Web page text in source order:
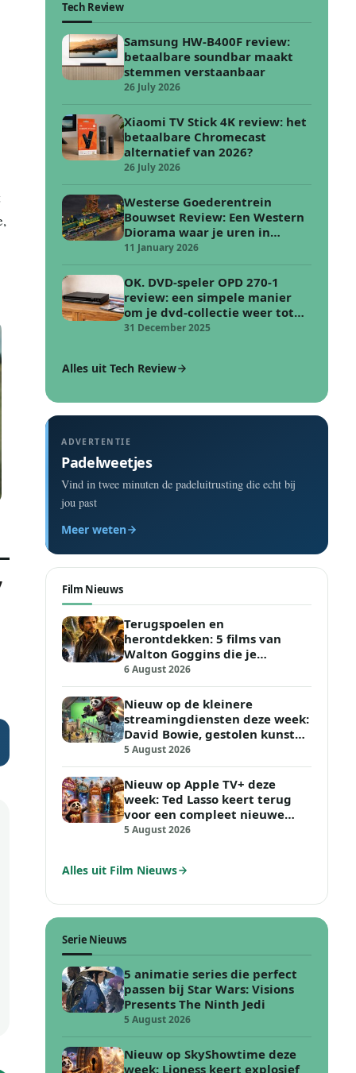
Tech Review
Samsung HW-B400F review:
betaalbare soundbar maakt
stemmen verstaanbaar
26 July 2026
Xiaomi TV Stick 4K review: het
betaalbare Chromecast
alternatief van 2026?
26 July 2026
Westerse Goederentrein
Bouwset Review: Een Western
Diorama waar je uren in
verdwijnt
11 January 2026
OK. DVD-speler OPD 270-1
review: een simpele manier
om je dvd-collectie weer tot
leven te wekken
31 December 2025
Alles uit Tech Review
ADVERTENTIE
Padelweetjes
Vind in twee minuten de padeluitrusting die echt bij
jou past
Meer weten
Film Nieuws
Terugspoelen en
herontdekken: 5 films van
Walton Goggins die je
opnieuw moet kijken
6 August 2026
Nieuw op de kleinere
streamingdiensten deze week:
David Bowie, gestolen kunst
en vechten in de woestijn
5 August 2026
Nieuw op Apple TV+ deze
week: Ted Lasso keert terug
voor een compleet nieuwe
voetbal uitdaging
5 August 2026
Alles uit Film Nieuws
Serie Nieuws
5 animatie series die perfect
passen bij Star Wars: Visions
Presents The Ninth Jedi
5 August 2026
Nieuw op SkyShowtime deze
week: Lioness keert explosief